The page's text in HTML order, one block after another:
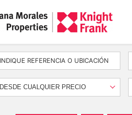
DESDE CUALQUIER PRECIO